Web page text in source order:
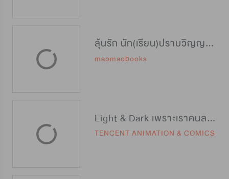
ลุ้นรัก นัก(เรียน)ปราบวิญญาณ [封灵特优生]
maomaobooks
Light & Dark เพราะเราคนละขั้วกัน
TENCENT ANIMATION & COMICS